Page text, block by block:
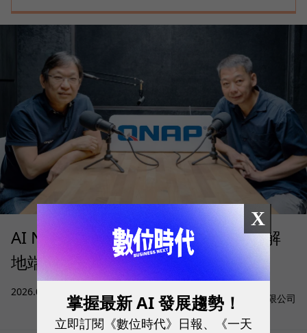
AI NAS 何時才值得部署？QNAP 拆解
地端 AI 的成本、算力與資料門檻
2026.08.05
sponsored by
威聯通科技股份有限公司
X
掌握最新 AI 發展趨勢！
立即訂閱《數位時代》日報、《一天